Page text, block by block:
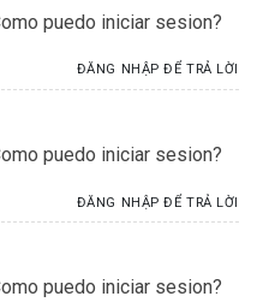
puedo iniciar sesion?
ĐĂNG NHẬP ĐỂ TRẢ LỜI
puedo iniciar sesion?
ĐĂNG NHẬP ĐỂ TRẢ LỜI
puedo iniciar sesion?